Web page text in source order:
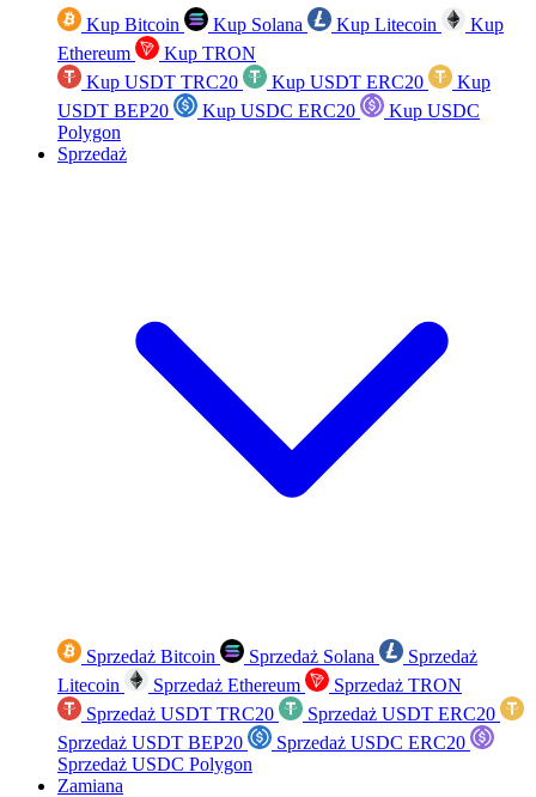
Kup Bitcoin Kup Solana Kup Litecoin
Kup
Ethereum
Kup TRON
Kup USDT TRC20
Kup USDT ERC20
Kup
USDT BEP20
Kup USDC ERC20
Kup USDC
Polygon
Sprzedaż
Sprzedaż Bitcoin Sprzedaż Solana
Sprzedaż
Litecoin
Sprzedaż Ethereum
Sprzedaż TRON
Sprzedaż USDT TRC20
Sprzedaż USDT ERC20
Sprzedaż USDT BEP20
Sprzedaż USDC ERC20
Sprzedaż USDC Polygon
Zamiana